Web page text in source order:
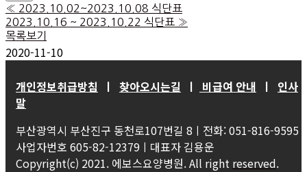
« 2023.10.02~2023.10.08 식단표
2023.10.16 ~ 2023.10.22 식단표 »
목록보기
2020-11-10
개인정보취급방침 ㅣ 찾아오시는길 ㅣ 비급여 안내 ㅣ 인사
말
부산광역시 부산진구 동천로107번길 8ㅣ전화: 051-816-9595
사업자번호 605-82-12379ㅣ대표자 김용운
Copyright(c) 2021. 에보스요양병원. All right reserved.